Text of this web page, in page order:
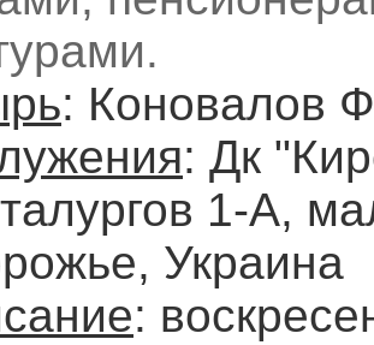
: Коновалов
: Дк
1-А,
Украина
: